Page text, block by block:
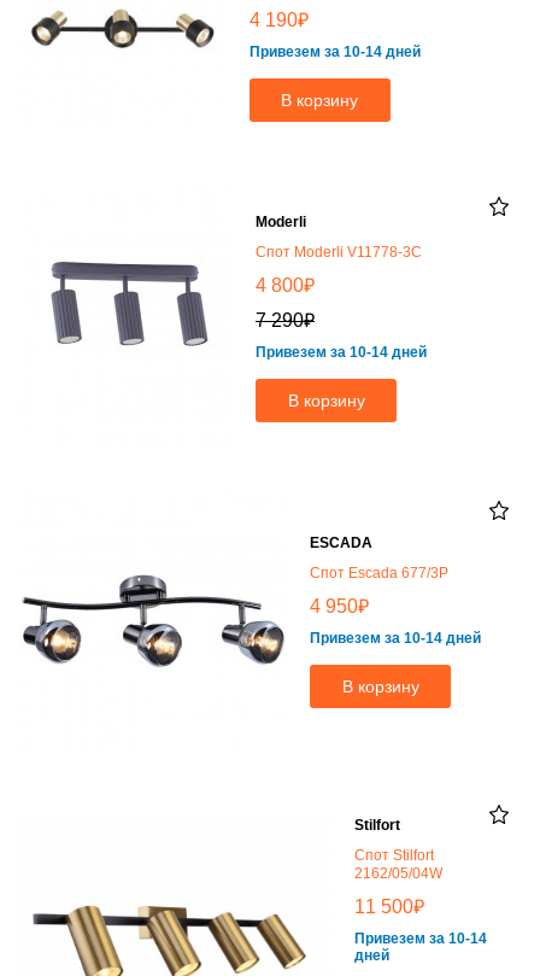
4 190₽
Привезем за 10-14 дней
В корзину
Moderli
Спот Moderli V11778-3C
4 800₽
7 290₽
Привезем за 10-14 дней
В корзину
ESCADA
Спот Escada 677/3P
4 950₽
Привезем за 10-14 дней
В корзину
Stilfort
Спот Stilfort
2162/05/04W
11 500₽
Привезем за 10-14
дней